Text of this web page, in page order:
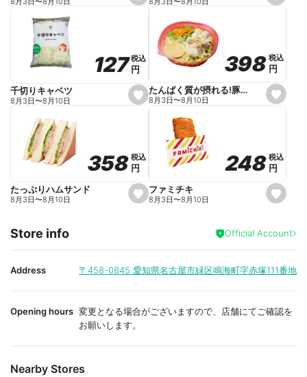
e
o
r
i
e
e
o
r
i
e
s
e
o
r
i
e
127
127税込
税込
円
円
千切りキャベツ
8月3日〜8月10日
s
e
o
r
i
e
398
398 税込
税込
円
円
たんぱく質が摂れる!豚しゃぶのパスタサラダ
8月3日〜8月10日
s
e
i
t
358
358税込
税込
円
円
たっぷりハムサンド
8月3日〜8月10日
s
e
a
i
t
248
248 税込
税込
円
円
ファミチキ
8月3日〜8月10日
Store info Official Account
Address 〒458-0845 愛知県名古屋市緑区鳴海町字赤塚111番地
Opening hours 変更となる場合がございますので、店舗にてご確認を
お願いします。
Nearby Stores